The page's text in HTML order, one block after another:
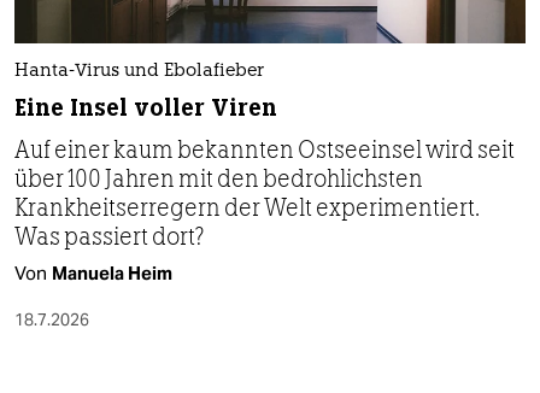
Hanta-Virus und Ebolafieber
Eine Insel voller Viren
Auf einer kaum bekannten Ostseeinsel wird seit
über 100 Jahren mit den bedrohlichsten
Krankheitserregern der Welt experimentiert.
Was passiert dort?
Von Manuela Heim
18.7.2026